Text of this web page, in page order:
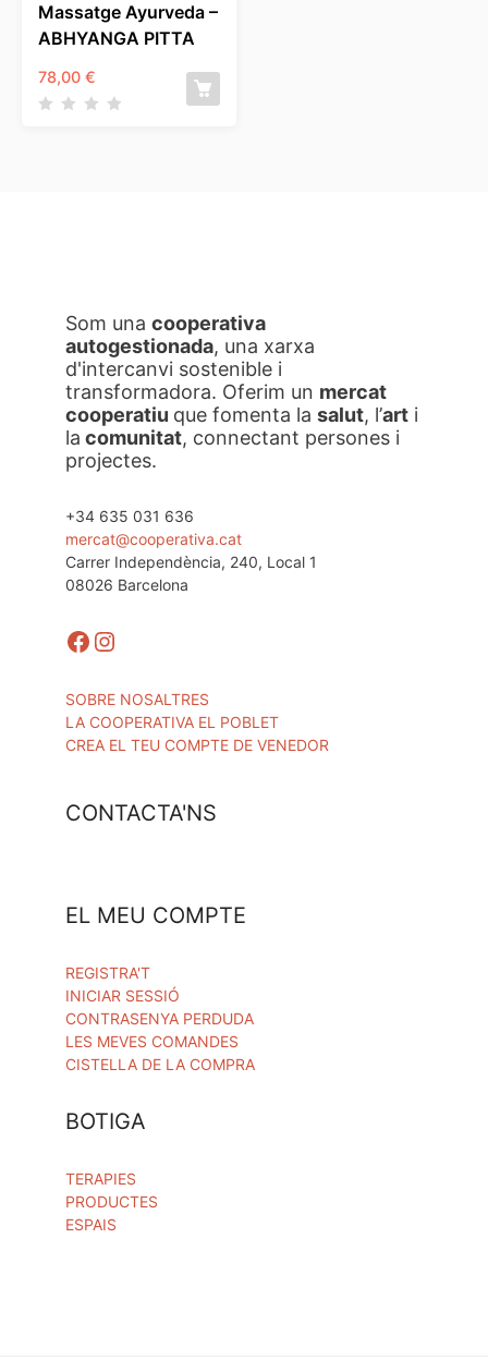
Massatge Ayurveda –
ABHYANGA PITTA
78,00 €
Som una cooperativa
autogestionada, una xarxa
d'intercanvi sostenible i
transformadora. Oferim un mercat
cooperatiu que fomenta la salut, l’art i
la comunitat, connectant persones i
projectes.
+34 635 031 636
mercat@cooperativa.cat
Carrer Independència, 240, Local 1
08026 Barcelona
Facebook
Instagram
SOBRE NOSALTRES
LA COOPERATIVA EL POBLET
CREA EL TEU COMPTE DE VENEDOR
CONTACTA'NS
EL MEU COMPTE
REGISTRA'T
INICIAR SESSIÓ
CONTRASENYA PERDUDA
LES MEVES COMANDES
CISTELLA DE LA COMPRA
BOTIGA
TERAPIES
PRODUCTES
ESPAIS